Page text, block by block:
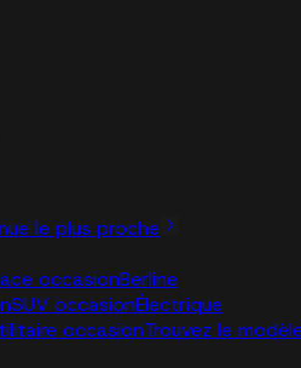
le plus proche
occasionBerline
SUV occasionÉlectrique
occasionTrouvez le